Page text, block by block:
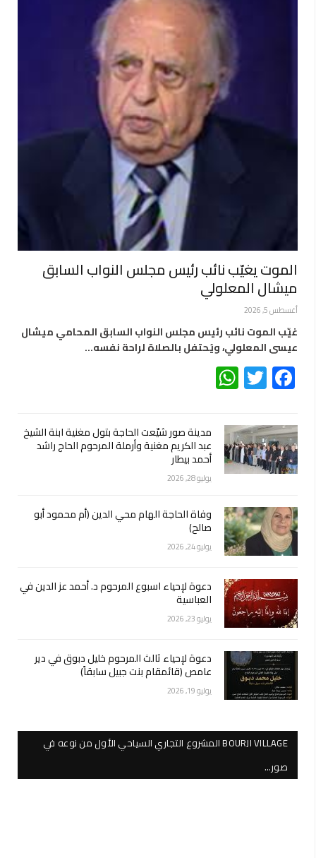
الموت يغيّب نائب رئيس مجلس النواب السابق
ميشال المعلولي
أغسطس 5, 2026
غيّب الموت نائب رئيس مجلس النواب السابق المحامي ميشال
عيسى المعلولي، ويُحتفل بالصلاة لراحة نفسه…
Facebook
Twitter
مدينة صور شيّعت الحاجة بتول مغنية ابنة الشيخ
عبد الكريم مغنية وأرملة المرحوم الحاج راشد
أحمد بيطار
يوليو 28, 2026
وفاة الحاجة الهام محي الدين (أم محمود أبو
صالح)
يوليو 24, 2026
دعوة لإحياء اسبوع المرحوم د. أحمد عز الدين في
العباسية
يوليو 23, 2026
دعوة لإحياء ثالث المرحوم خليل دبوق في دير
عامص (قائمقام بنت جبيل سابقاً)
يوليو 19, 2026
BOURJI VILLAGE المشروع التجاري السياحي الأول من نوعه في
صور…